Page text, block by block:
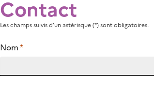
Contact
Les champs suivis d’un astérisque (*) sont obligatoires.
Nom*